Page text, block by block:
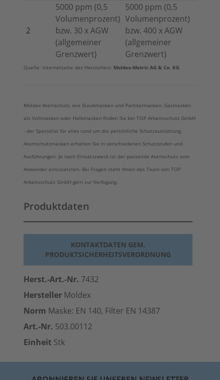
2
5000 ppm (0,5
Volumenprozent)
bzw. 30 x AGW
(allgemeiner
Grenzwert)
5000 ppm (0,5
Volumenprozent)
bzw. 400 x AGW
(allgemeiner
Grenzwert)
Quelle: Internetseite des Herstellers: Moldex-Metric AG & Co. KG
Moldex Atemschutz, wie Staubmasken und Partikelmasken, Gasmasken
als Vollmasken oder Halbmasken finden Sie bei TOP Arbeitsschutz GmbH
- der Spezialist für alles rund um die persönliche Schutzausrüstung.
Atemschutzmasken erhalten Sie in verschiedenen Schutzstufen und
Ausführungen. Je nach Einsatzzweck ist der passende Atemschutz vom
Anwender einzusetzten. Bei Fragen steht Ihnen das Team von TOP
Arbeitsschutz GmbH gern zur Verfügung.
Produktdaten
KONTAKTDATEN GEM.
PRODUKTSICHERHEITSVERORDNUNG
Herst.-Art.-Nr. 7432
Hersteller Moldex
Norm Maske: EN 140, Filter EN 14387
Art.-Nr. 503.00112
Einheit Stk